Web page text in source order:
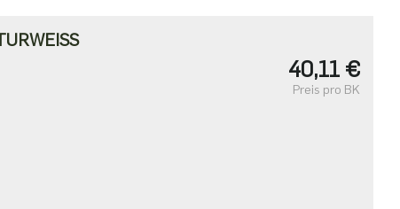
40,11 €
Preis pro BK